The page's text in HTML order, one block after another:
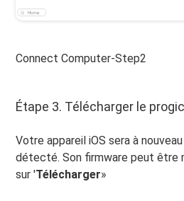
Connect Computer-Step2
Étape 3. Télécharger le
Votre appareil iOS sera à
détecté. Son firmware peut être
sur 'Télécharger»